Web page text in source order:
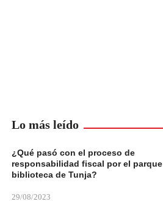
Lo más leído
¿Qué pasó con el proceso de
responsabilidad fiscal por el parque
biblioteca de Tunja?
29/08/2023